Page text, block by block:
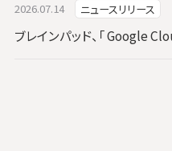
2026.07.14 ニュースリリース
ブレインパッド、「 Google